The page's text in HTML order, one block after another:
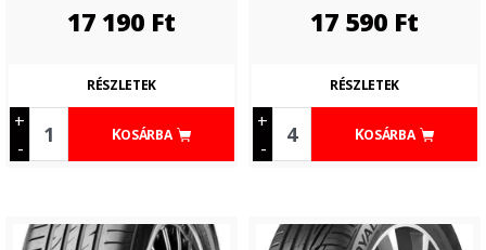
17 190 Ft
+
-
KOSÁRBA
RÉSZLETEK
17 590 Ft
+
-
KOSÁRBA
RÉSZLETEK